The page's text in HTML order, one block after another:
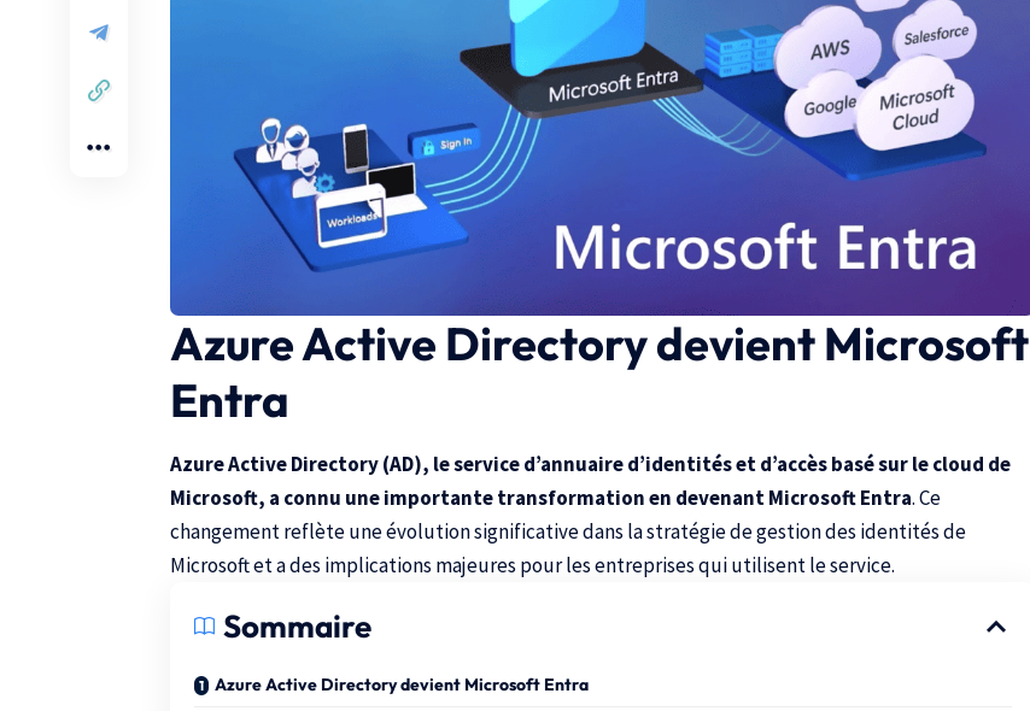
Azure Active Directory devient Microsoft
Entra
Azure Active Directory (AD), le service d’annuaire d’identités et d’accès basé sur le cloud de
Microsoft, a connu une importante transformation en devenant Microsoft Entra. Ce
changement reflète une évolution significative dans la stratégie de gestion des identités de
Microsoft et a des implications majeures pour les entreprises qui utilisent le service.
Sommaire
Azure Active Directory devient Microsoft Entra